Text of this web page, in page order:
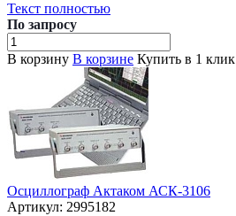
Текст полностью
По запросу
В корзину В корзине Купить в 1 клик
Осциллограф Актаком АСК-3106
Артикул: 2995182